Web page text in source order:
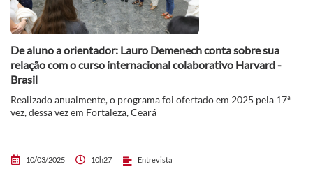
De aluno a orientador: Lauro Demenech conta sobre sua
relação com o curso internacional colaborativo Harvard -
Brasil
Realizado anualmente, o programa foi ofertado em 2025 pela 17ª
vez, dessa vez em Fortaleza, Ceará
10/03/2025 10h27 Entrevista